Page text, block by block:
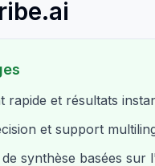
rapide et résultats
et support
de synthèse basées sur